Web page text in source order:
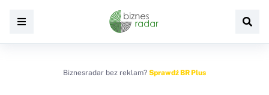
Biznesradar bez reklam? Sprawdź BR Plus